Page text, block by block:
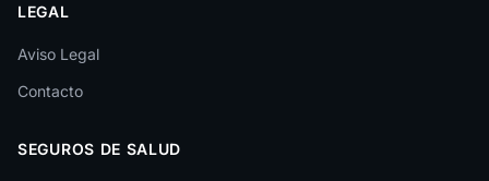
Málaga
Melilla
Murcia
LEGAL
Aviso Legal
Contacto
SEGUROS DE SALUD